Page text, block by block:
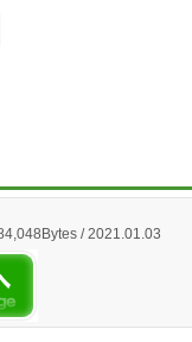
/ 2021.01.03